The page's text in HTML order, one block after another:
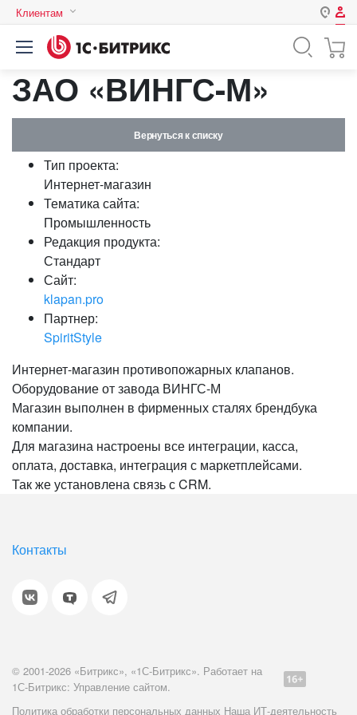
Клиентам
Авторизация
Нет аккаунта?Зарегистрироваться
Логин
Пароль
ЗАО «ВИНГС-М»
Вернуться к списку
Тип проекта:
Интернет-магазин
Тематика сайта:
Промышленность
Редакция продукта:
Стандарт
Сайт:
klapan.pro
Партнер:
SpiritStyle
Интернет-магазин противопожарных клапанов.
Оборудование от завода ВИНГС-М
Магазин выполнен в фирменных сталях брендбука
компании.
Для магазина настроены все интеграции, касса,
оплата, доставка, интеграция с маркетплейсами.
Так же установлена связь с CRM.
Контакты
© 2001-2026 «Битрикс», «1С-Битрикс». Работает на
1С-Битрикс: Управление сайтом.
Политика обработки персональных данных Наша ИТ-деятельность